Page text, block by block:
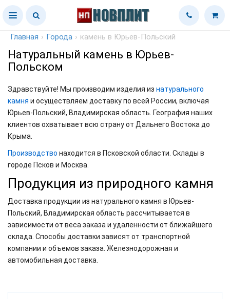
Главная › Города › камень в Юрьев-Польский
Натуральный камень в Юрьев-
Польском
Здравствуйте! Мы производим изделия из натурального
камня и осуществляем доставку по всей России, включая
Юрьев-Польский, Владимирская область. География наших
клиентов охватывает всю страну от Дальнего Востока до
Крыма.
Производство находится в Псковской области. Склады в
городе Псков и Москва.
Продукция из природного камня
Доставка продукции из натурального камня в Юрьев-
Польский, Владимирская область рассчитывается в
зависимости от веса заказа и удаленности от ближайшего
склада. Способы доставки зависят от транспортной
компании и объемов заказа. Железнодорожная и
автомобильная доставка.